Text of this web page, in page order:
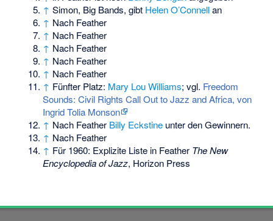
↑ Simon, Big Bands, gibt Helen O’Connellan
↑ Nach Feather
↑ Nach Feather
↑ Nach Feather
↑ Nach Feather
↑ Nach Feather
↑ Fünfter Platz: Mary Lou Williams; vgl. Freedom
Sounds: Civil Rights Call Out to Jazz and Africa, von
Ingrid Tolia Monson
↑ Nach Feather Billy Eckstine unter den Gewinnern.
↑ Nach Feather
↑ Für 1960: Explizite Liste in Feather The New
Encyclopedia of Jazz, Horizon Press